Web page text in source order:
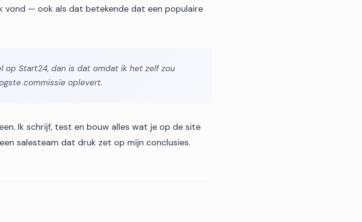
vond — ook als dat betekende dat een populaire
op Start24, dan is dat omdat ik het zelf zou
commissie oplevert.
Ik schrijf, test en bouw alles wat je op de site
salesteam dat druk zet op mijn conclusies.